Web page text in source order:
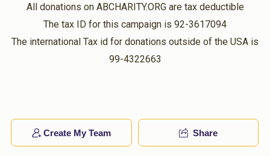
All donations on ABCHARITY.ORG are tax deductible
The tax ID for this campaign is 92-3617094
The international Tax id for donations outside of the USA is
99-4322663
Create My Team Share